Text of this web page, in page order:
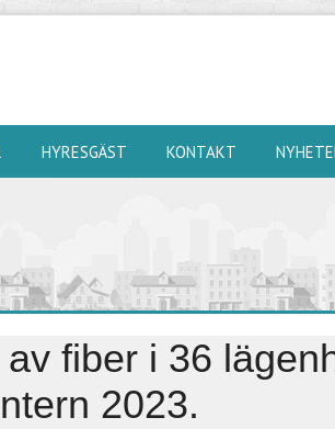
HYRESGÄST KONTAKT
fiber i 36
2023.